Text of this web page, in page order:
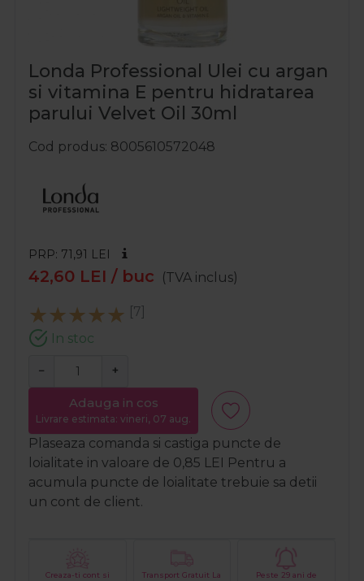
Londa Professional Ulei cu argan
si vitamina E pentru hidratarea
parului Velvet Oil 30ml
Cod produs 8005610572048
PRP: 71,91 LEI
42,60 LEI / buc (TVA inclus)
[7]
In stoc
− +
Adauga in cos
Livrare estimata: vineri, 07 aug.
Plaseaza comanda si castiga puncte de
loialitate in valoare de 0,85 LEI Pentru a
acumula puncte de loialitate trebuie sa detii
un cont de client.
Creaza-ti cont si
Transport Gratuit La
Peste 29 ani de